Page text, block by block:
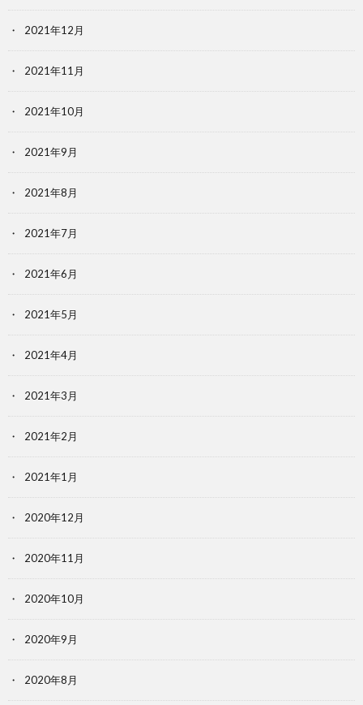
2021年12月
2021年11月
2021年10月
2021年9月
2021年8月
2021年7月
2021年6月
2021年5月
2021年4月
2021年3月
2021年2月
2021年1月
2020年12月
2020年11月
2020年10月
2020年9月
2020年8月